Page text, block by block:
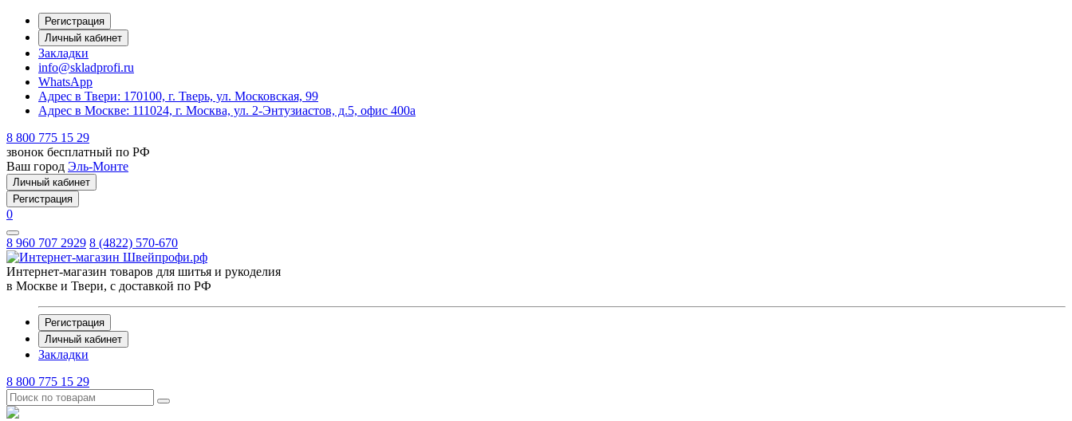
Регистрация
Личный кабинет
Закладки
info@skladprofi.ru
WhatsApp
Адрес в Твери: 170100, г. Тверь, ул. Московская, 99
Адрес в Москве: 111024, г. Москва, ул. 2-Энтузиастов, д.5, офис 400а
8 800 775 15 29
звонок бесплатный по РФ
Ваш город Эль-Монте
Личный кабинет
Регистрация
0
8 960 707 2929 8 (4822) 570-670
Интернет-магазин товаров для шитья и рукоделия
в Москве и Твери, с доставкой по РФ
Регистрация
Личный кабинет
Закладки
8 800 775 15 29